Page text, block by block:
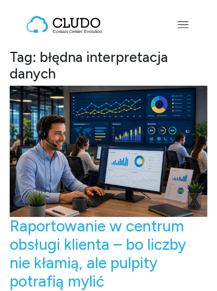
Main Navigation
Tag: błędna interpretacja
danych
Raportowanie w centrum
obsługi klienta – bo liczby
nie kłamią, ale pulpity
potrafią mylić